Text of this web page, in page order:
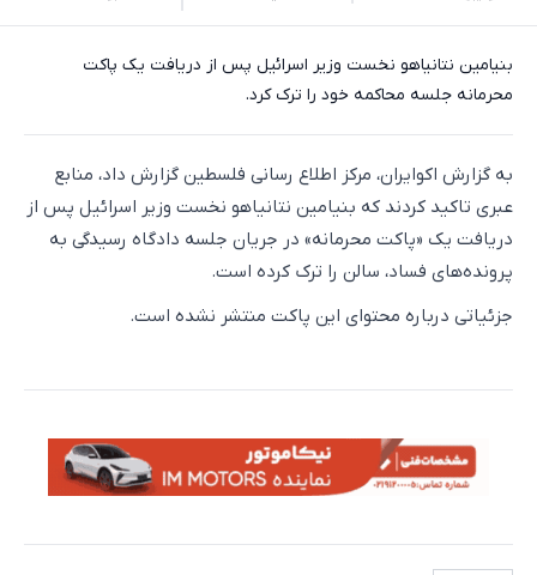
بنیامین نتانیاهو نخست وزیر اسرائیل پس از دریافت یک پاکت
محرمانه جلسه محاکمه خود را ترک کرد.
به گزارش اکوایران، مرکز اطلاع رسانی فلسطین گزارش داد، منابع
عبری تاکید کردند که بنیامین نتانیاهو نخست وزیر اسرائیل پس از
دریافت یک «پاکت محرمانه» در جریان جلسه دادگاه رسیدگی به
پرونده‌های فساد، سالن را ترک کرده است.
جزئیاتی درباره محتوای این پاکت منتشر نشده است.